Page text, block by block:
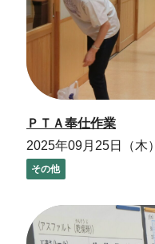
ＰＴＡ奉仕作業
2025年09月25日（木）
その他